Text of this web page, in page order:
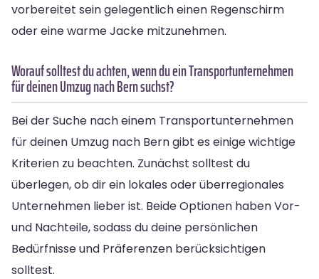
vorbereitet sein gelegentlich einen Regenschirm
oder eine warme Jacke mitzunehmen.
Worauf solltest du achten, wenn du ein Transportunternehmen
für deinen Umzug nach Bern suchst?
Bei der Suche nach einem Transportunternehmen
für deinen Umzug nach Bern gibt es einige wichtige
Kriterien zu beachten. Zunächst solltest du
überlegen, ob dir ein lokales oder überregionales
Unternehmen lieber ist. Beide Optionen haben Vor-
und Nachteile, sodass du deine persönlichen
Bedürfnisse und Präferenzen berücksichtigen
solltest.